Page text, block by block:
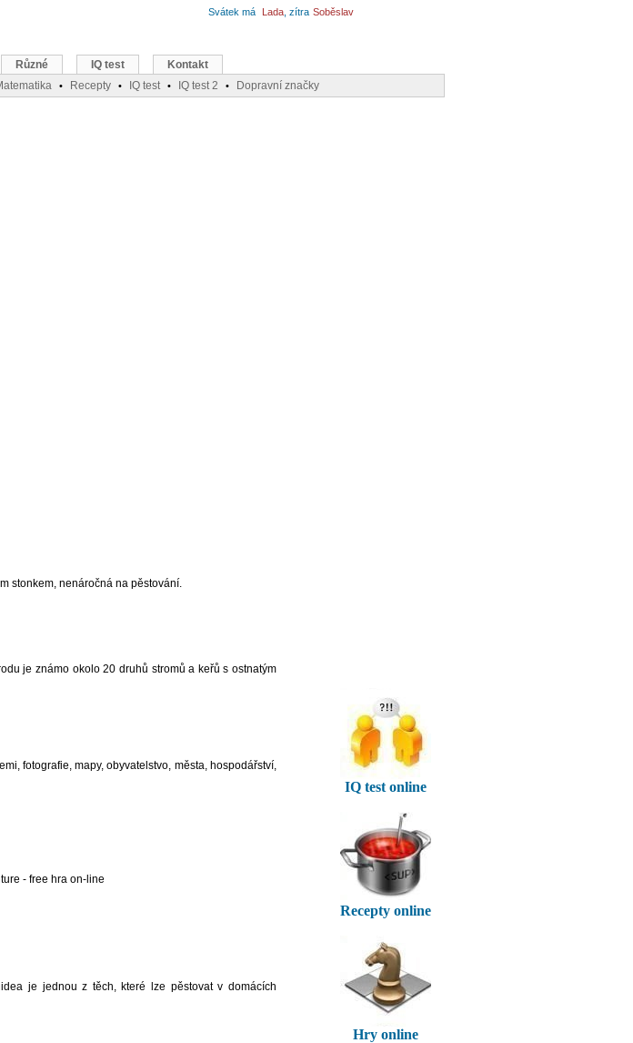
stonkem, nenáročná na pěstování.
je známo okolo 20 druhů stromů a keřů s ostnatým
fotografie, mapy, obyvatelstvo, města, hospodářství,
- free hra on-line
je jednou z těch, které lze pěstovat v domácích
IQ test online
Recepty online
Hry online
Svátek má Lada , zítra Soběslav
Různé IQ test
Kontakt
• Recepty • IQ test • IQ test 2 • Dopravní značky